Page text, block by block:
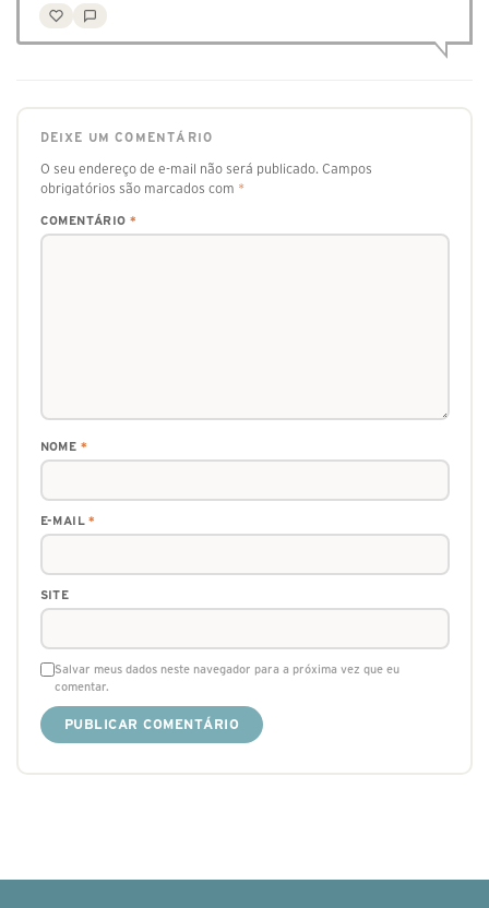
DEIXE UM COMENTÁRIO
O seu endereço de e-mail não será publicado. Campos
obrigatórios são marcados com *
COMENTÁRIO *
NOME *
E-MAIL*
SITE
Salvar meus dados neste navegador para a próxima vez que eu
comentar.